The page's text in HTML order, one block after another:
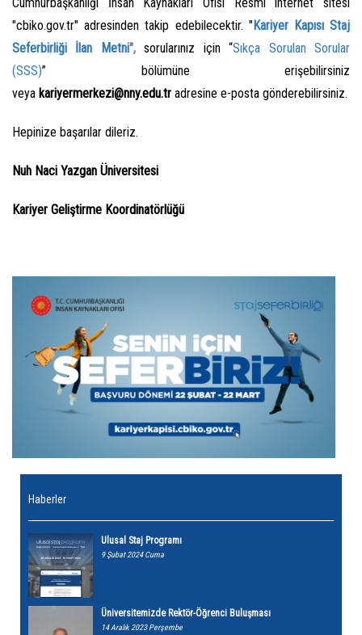
Cumhurbaşkanlığı İnsan Kaynakları Ofisi Resmi internet sitesi
"cbiko.gov.tr" adresinden takip edebilecektir. "Kariyer Kapısı Staj
Seferbirliği İlan Metni",sorularınız için “Sıkça Sorulan Sorular
(SSS)” bölümüne erişebilirsiniz
veya kariyermerkezi@nny.edu.tr adresine e-posta gönderebilirsiniz.
Hepinize başarılar dileriz.
Nuh Naci Yazgan Üniversitesi
Kariyer Geliştirme Koordinatörlüğü
Haberler
Ulusal Staj Programı
9 Şubat 2024 Cuma
Üniversitemizde Rektör-Öğrenci Buluşması
14 Aralık 2023 Perşembe